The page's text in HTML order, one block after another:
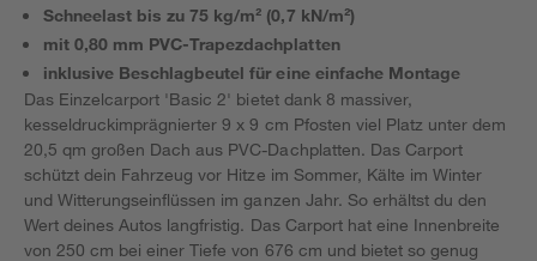
Schneelast bis zu 75 kg/m² (0,7 kN/m²)
mit 0,80 mm PVC-Trapezdachplatten
inklusive Beschlagbeutel für eine einfache Montage
Das Einzelcarport 'Basic 2' bietet dank 8 massiver,
kesseldruckimprägnierter 9 x 9 cm Pfosten viel Platz unter dem
20,5 qm großen Dach aus PVC-Dachplatten. Das Carport
schützt dein Fahrzeug vor Hitze im Sommer, Kälte im Winter
und Witterungseinflüssen im ganzen Jahr. So erhältst du den
Wert deines Autos langfristig. Das Carport hat eine Innenbreite
von 250 cm bei einer Tiefe von 676 cm und bietet so genug